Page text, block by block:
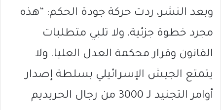
وبعد النشر، ردت حركة جودة الحكم: “هذه
مجرد خطوة جزئية، ولا تلبي متطلبات
القانون وقرار محكمة العدل العليا. ولا
يتمتع الجيش الإسرائيلي بسلطة إصدار
أوامر التجنيد لـ 3000 من رجال الحريديم